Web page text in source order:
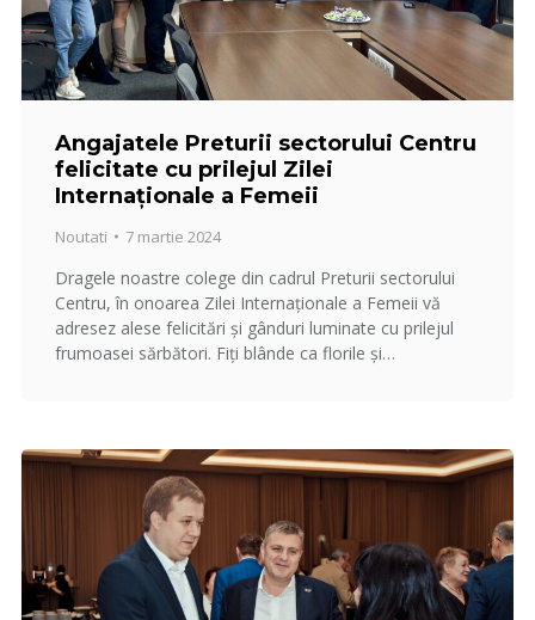
Angajatele Preturii sectorului Centru
felicitate cu prilejul Zilei
Internaționale a Femeii
Noutati 7 martie 2024
Dragele noastre colege din cadrul Preturii sectorului
Centru, în onoarea Zilei Internaționale a Femeii vă
adresez alese felicitări și gânduri luminate cu prilejul
frumoasei sărbători. Fiți blânde ca florile și…